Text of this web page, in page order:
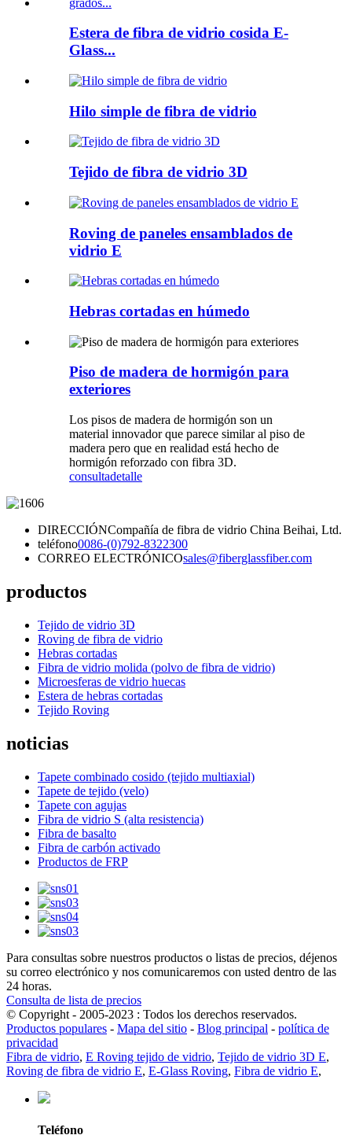
Estera de fibra de vidrio cosida E-
Glass...
Hilo simple de fibra de vidrio
Tejido de fibra de vidrio 3D
Roving de paneles ensamblados de
vidrio E
Hebras cortadas en húmedo
Piso de madera de hormigón para
exteriores
Los pisos de madera de hormigón son un
material innovador que parece similar al piso de
madera pero que en realidad está hecho de
hormigón reforzado con fibra 3D.
consultadetalle
DIRECCIÓNCompañía de fibra de vidrio China Beihai, Ltd.
teléfono0086-(0)792-8322300
CORREO ELECTRÓNICOsales@fiberglassfiber.com
productos
Tejido de vidrio 3D
Roving de fibra de vidrio
Hebras cortadas
Fibra de vidrio molida (polvo de fibra de vidrio)
Microesferas de vidrio huecas
Estera de hebras cortadas
Tejido Roving
noticias
Tapete combinado cosido (tejido multiaxial)
Tapete de tejido (velo)
Tapete con agujas
Fibra de vidrio S (alta resistencia)
Fibra de basalto
Fibra de carbón activado
Productos de FRP
Para consultas sobre nuestros productos o listas de precios, déjenos
su correo electrónico y nos comunicaremos con usted dentro de las
24 horas.
Consulta de lista de precios
© Copyright - 2005-2023 : Todos los derechos reservados.
Productos populares - Mapa del sitio - Blog principal - política de
privacidad
Fibra de vidrio, E Roving tejido de vidrio, Tejido de vidrio 3D E,
Roving de fibra de vidrio E, E-Glass Roving, Fibra de vidrio E,
Teléfono